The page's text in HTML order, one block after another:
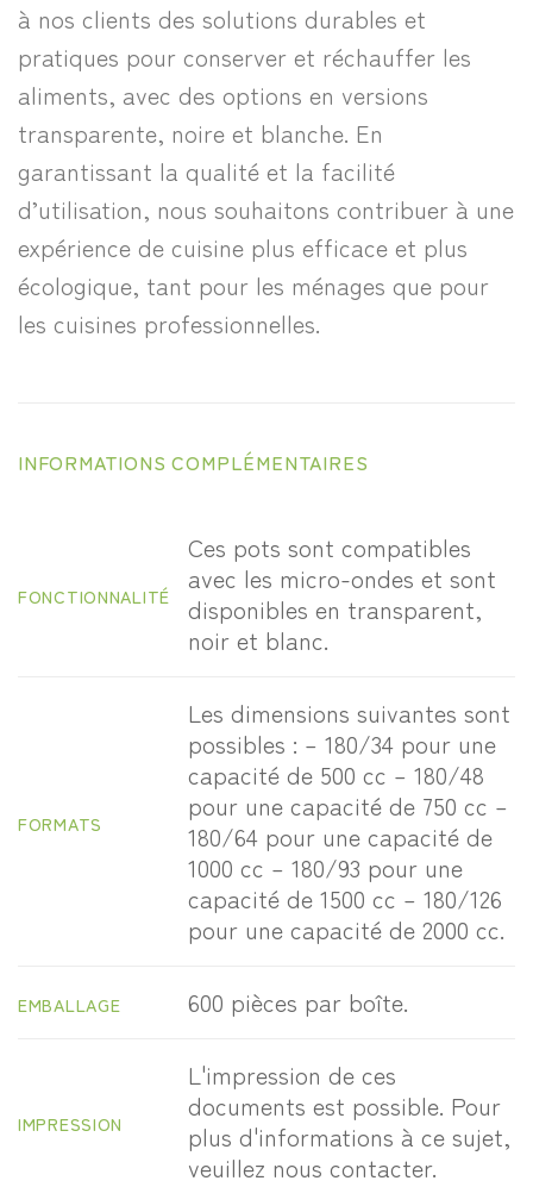
à nos clients des solutions durables et
pratiques pour conserver et réchauffer les
aliments, avec des options en versions
transparente, noire et blanche. En
garantissant la qualité et la facilité
d’utilisation, nous souhaitons contribuer à une
expérience de cuisine plus efficace et plus
écologique, tant pour les ménages que pour
les cuisines professionnelles.
INFORMATIONS COMPLÉMENTAIRES
FONCTIONNALITÉ
Ces pots sont compatibles
avec les micro-ondes et sont
disponibles en transparent,
noir et blanc.
FORMATS
Les dimensions suivantes sont
possibles : – 180/34 pour une
capacité de 500 cc – 180/48
pour une capacité de 750 cc –
180/64 pour une capacité de
1000 cc – 180/93 pour une
capacité de 1500 cc – 180/126
pour une capacité de 2000 cc.
EMBALLAGE 600 pièces par boîte.
IMPRESSION
L'impression de ces
documents est possible. Pour
plus d'informations à ce sujet,
veuillez nous contacter.